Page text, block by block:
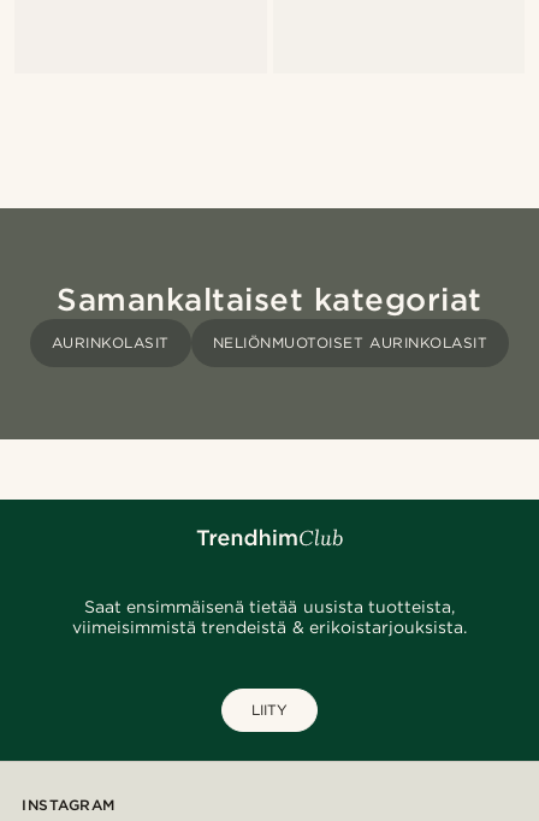
Samankaltaiset kategoriat
AURINKOLASIT NELIÖNMUOTOISET AURINKOLASIT
Saat ensimmäisenä tietää uusista tuotteista,
viimeisimmistä trendeistä & erikoistarjouksista.
LIITY
INSTAGRAM